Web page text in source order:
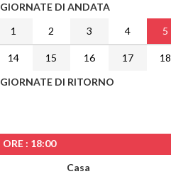
GIORNATE DI ANDATA
1
2 3 4 5
14 15 16 17 18
GIORNATE DI RITORNO
ORE : 18:00
Casa